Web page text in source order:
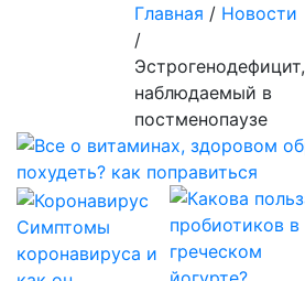
Главная / Новости
/
Эстрогенодефицит,
наблюдаемый в
постменопаузе
Симптомы
коронавируса и